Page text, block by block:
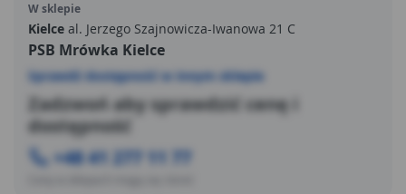
kompaktowy design gwarantują maksymalną
elastyczność podczas czyszczenia wszystkich gładkich
powierzchni w domu. W zestawie znajduje się również
narzędzie do czyszczenia ram ułatwiające ręczne
czyszczenie ram okiennych, klamek i szczelin.
W sklepie
Kielce al. Jerzego Szajnowicza-Iwanowa 21 C
PSB Mrówka Kielce
Sprawdź dostępność w innym sklepie
Zadzwoń aby sprawdzić cenę i
dostępność
+48 41 277 11 77